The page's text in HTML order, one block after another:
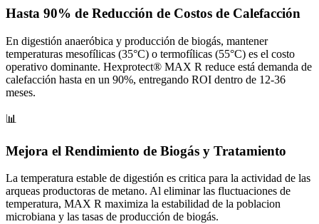
Hasta 90% de Reducción de Costos de Calefacción
En digestión anaeróbica y producción de biogás, mantener
temperaturas mesofílicas (35°C) o termofílicas (55°C) es el costo
operativo dominante. Hexprotect® MAX R reduce está demanda de
calefacción hasta en un 90%, entregando ROI dentro de 12-36
meses.
📊
Mejora el Rendimiento de Biogás y Tratamiento
La temperatura estable de digestión es critica para la actividad de las
arqueas productoras de metano. Al eliminar las fluctuaciones de
temperatura, MAX R maximiza la estabilidad de la poblacion
microbiana y las tasas de producción de biogás.